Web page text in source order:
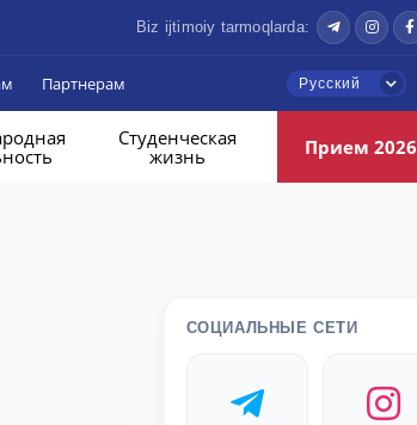
Biz ijtimoiy tarmoqlarda:
Партнерам Русский
Студенческая
жизнь
Прием 2026
СОЦИАЛЬНЫЕ СЕТИ